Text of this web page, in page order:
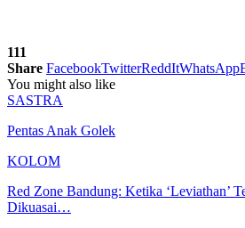
111
Share FacebookTwitterReddItWhatsApp
You might also like
SASTRA
Pentas Anak Golek
KOLOM
Red Zone Bandung: Ketika ‘Leviathan’
Dikuasai…